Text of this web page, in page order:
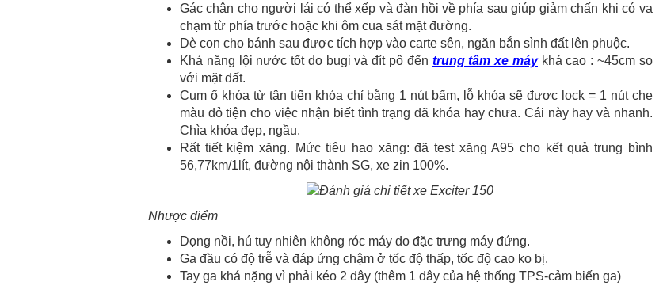
Gác chân cho người lái có thể xếp và đàn hồi về phía sau giúp giảm chấn khi có va
chạm từ phía trước hoặc khi ôm cua sát mặt đường.
Dè con cho bánh sau được tích hợp vào carte sên, ngăn bắn sình đất lên phuộc.
Khả năng lội nước tốt do bugi và đít pô đến trung tâm xe máykhá cao : ~45cm so
với mặt đất.
Cụm ổ khóa từ tân tiến khóa chỉ bằng 1 nút bấm, lỗ khóa sẽ được lock = 1 nút che
màu đỏ tiện cho việc nhận biết tình trạng đã khóa hay chưa. Cái này hay và nhanh.
Chìa khóa đẹp, ngầu.
Rất tiết kiệm xăng. Mức tiêu hao xăng: đã test xăng A95 cho kết quả trung bình
56,77km/1lít, đường nội thành SG, xe zin 100%.
Nhược điểm
Dọng nồi, hú tuy nhiên không róc máy do đặc trưng máy đứng.
Ga đầu có độ trễ và đáp ứng chậm ở tốc độ thấp, tốc độ cao ko bị.
Tay ga khá nặng vì phải kéo 2 dây (thêm 1 dây của hệ thống TPS-cảm biến ga)